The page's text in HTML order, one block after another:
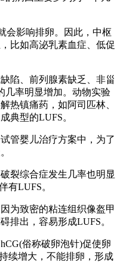
会影响排卵。因此，中枢
比如高泌乳素血症、低促
陷、前列腺素缺乏、非甾
几率明显增加。动物实验
热镇痛药，如阿司匹林、
典型的LUFS。
管婴儿治疗方案中，为了
裂综合症发生几率也明显
有LUFS。
为致密的粘连组织像盔甲
排出，容易形成LUFS。
俗称破卵泡针)促使卵
续增大，不能排卵，形成